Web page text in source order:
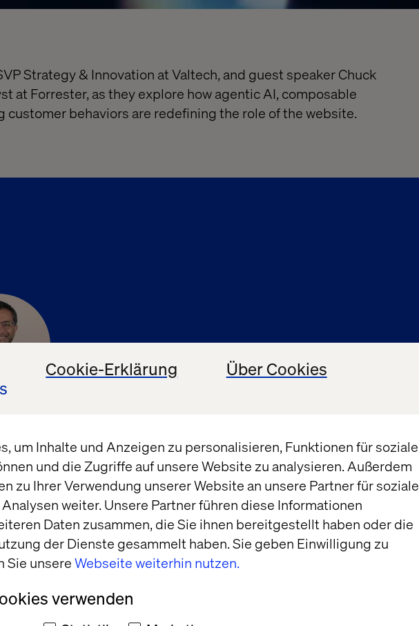
Cookie-Erklärung Über Cookies
um Inhalte und Anzeigen zu personalisieren, Funktionen für soziale
und die Zugriffe auf unsere Website zu analysieren. Außerdem
zu Ihrer Verwendung unserer Website an unsere Partner für soziale
weiter. Unsere Partner führen diese Informationen
Daten zusammen, die Sie ihnen bereitgestellt haben oder die
der Dienste gesammelt haben. Sie geben Einwilligung zu
Sie unsereWebseite weiterhin nutzen.
verwenden
Strategy & Innovation at Valtech, and guest speaker Chuck
at Forrester, as they explore how agentic AI, composable
customer behaviors are redefining the role of the website.
Forrester